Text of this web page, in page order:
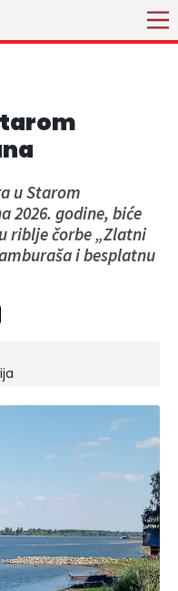
u Starom
2026. godine, biće
riblje čorbe „Zlatni
i besplatnu